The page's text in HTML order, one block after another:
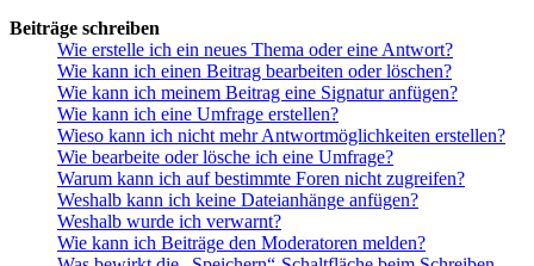
Beiträge schreiben
Wie erstelle ich ein neues Thema oder eine Antwort?
Wie kann ich einen Beitrag bearbeiten oder löschen?
Wie kann ich meinem Beitrag eine Signatur anfügen?
Wie kann ich eine Umfrage erstellen?
Wieso kann ich nicht mehr Antwortmöglichkeiten erstellen?
Wie bearbeite oder lösche ich eine Umfrage?
Warum kann ich auf bestimmte Foren nicht zugreifen?
Weshalb kann ich keine Dateianhänge anfügen?
Weshalb wurde ich verwarnt?
Wie kann ich Beiträge den Moderatoren melden?